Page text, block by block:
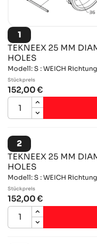
1
TEKNEEX 25 MM
HOLES
Modell: S : WEICH
Stückpreis
152,00 €
2
TEKNEEX 25 MM
HOLES
Modell: S : WEICH
Stückpreis
152,00 €